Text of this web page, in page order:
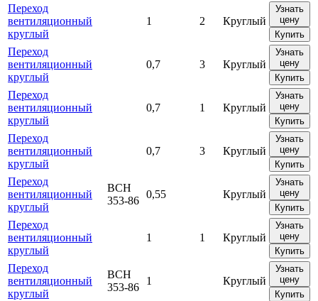
Переход
вентиляционный
круглый
1 2 Круглый
Узнать
цену
Купить
Переход
вентиляционный
круглый
0,7 3 Круглый
Узнать
цену
Купить
Переход
вентиляционный
круглый
0,7 1 Круглый
Узнать
цену
Купить
Переход
вентиляционный
круглый
0,7 3 Круглый
Узнать
цену
Купить
Переход
вентиляционный
круглый
ВСН
353-86
0,55 Круглый
Узнать
цену
Купить
Переход
вентиляционный
круглый
1 1 Круглый
Узнать
цену
Купить
Переход
вентиляционный
круглый
ВСН
353-86
1 Круглый
Узнать
цену
Купить